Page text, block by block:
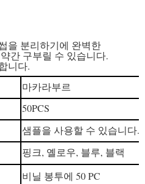
을 분리하기에 완벽한
간 구부릴 수 있습니다.
니다.
마카라부르
50PCS
샘플을 사용할 수 있습니다.
핑크, 옐로우, 블루, 블랙
비닐 봉투에 50 PC